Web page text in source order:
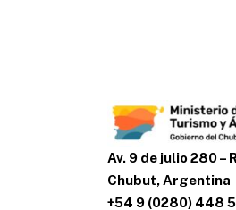
Av. 9 de julio 280 –
Chubut, Argentina
+54 9 (0280) 448